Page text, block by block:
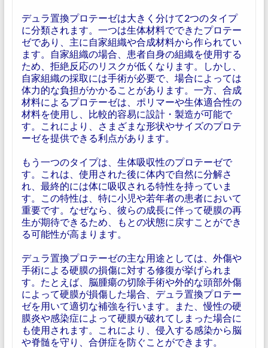
デュラ置換プロテーゼは大きく分けて2つのタイプ
に分類されます。一つは生体材料でできたプロテー
ゼであり、主に自家組織や合成材料から作られてい
ます。自家組織の場合、患者自身の組織を使用する
ため、拒絶反応のリスクが低くなります。しかし、
自家組織の採取には手術が必要で、場合によっては
体力的な負担がかかることがあります。一方、合成
材料によるプロテーゼは、ポリマーや生体適合性の
材料を使用し、比較的容易に設計・製造が可能で
す。これにより、さまざまな形状やサイズのプロテ
ーゼを提供できる利点があります。
もう一つのタイプは、生体吸収性のプロテーゼで
す。これは、使用された後に体内で自然に分解さ
れ、最終的には体に吸収される特性を持っていま
す。この特性は、特に小児や若年者の患者において
重要です。なぜなら、彼らの成長に伴って硬膜の再
生が期待できるため、もとの状態に戻すことができ
る可能性が高まります。
デュラ置換プロテーゼの主な用途としては、外傷や
手術による硬膜の損傷に対する修復が挙げられま
す。たとえば、脳腫瘍の切除手術や外的な頭部外傷
によって硬膜が損傷した場合、デュラ置換プロテー
ゼを用いて適切な補強を行います。また、慢性の硬
膜炎や感染症によって硬膜が破れてしまった場合に
も使用されます。これにより、侵入する感染から脳
や脊髄を守り、合併症を防ぐことができます。